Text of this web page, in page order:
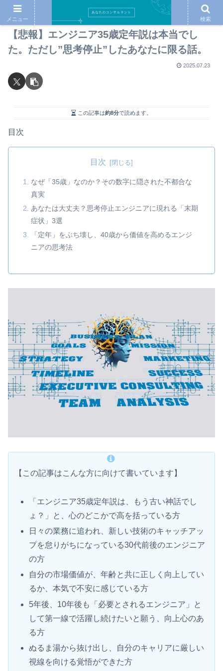
【悲報】エンジニア35歳定年説は本当でし
た。ただし”思考停止”したあなたに限る話。
2025.07.23
この記事は約8分で読めます。
目次
目次
なぜ「35歳」なのか？その数字に隠された不都合な
真実
あなたは大丈夫？思考停止エンジニアに現れる「末期
症状」3選
「定年」をぶち壊し、40歳から価値を高めるエンジ
ニアの思考法
【この記事はこんな方に向けて書いています】
「エンジニア35歳定年説は、もう古い神話でし
ょ？」と、心のどこかで高を括っている方
日々の業務に追われ、新しい技術のキャッチアッ
プを怠りがちになっている30代前後のエンジニア
の方
自分の市場価値が、年齢と共に正しく向上してい
るか、本気で不安に感じている方
5年後、10年後も「必要とされるエンジニア」と
して第一線で活躍し続けたいと願う、向上心のあ
る方
ぬるま湯から抜け出し、自分のキャリアに厳しい
視線を向ける覚悟ができた方
メニュー 検索